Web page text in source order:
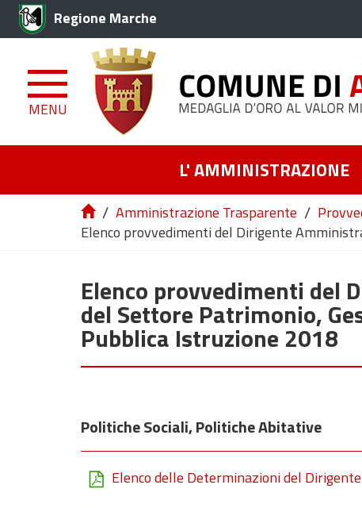
Regione Marche
MENU
L' AMMINISTRAZIONE
/ Amministrazione Trasparente /
Elenco provvedimenti del Dirigente
Elenco provvedimenti del
del Settore Patrimonio,
Pubblica Istruzione 2018
Politiche Sociali, Politiche Abitative
Elenco delle Determinazioni del